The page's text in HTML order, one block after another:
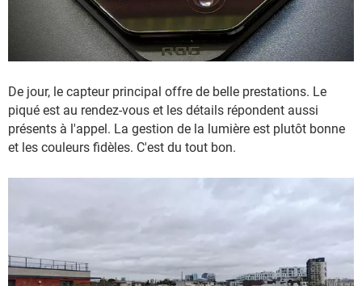
De jour, le capteur principal offre de belle prestations. Le
piqué est au rendez-vous et les détails répondent aussi
présents à l'appel. La gestion de la lumière est plutôt bonne
et les couleurs fidèles. C'est du tout bon.